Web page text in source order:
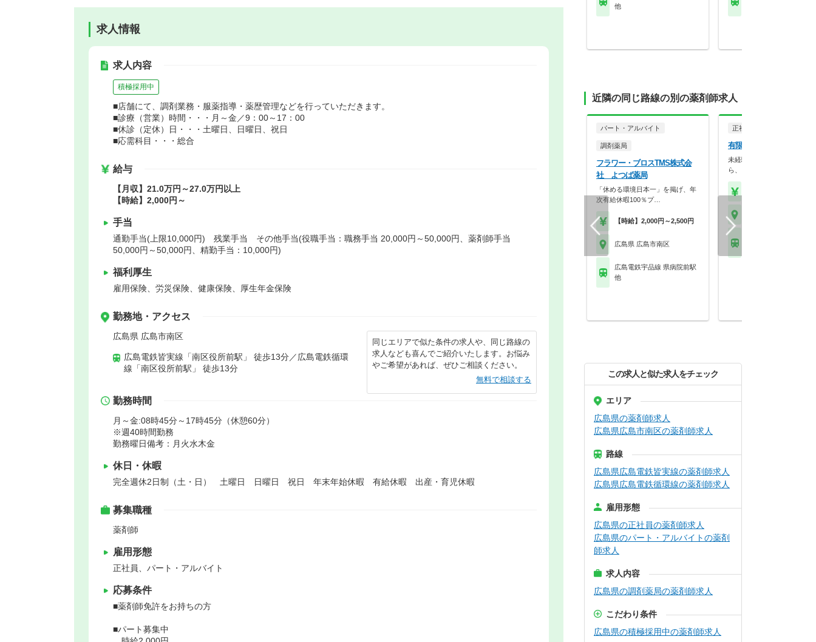
求人情報
求人内容
積極採用中
■店舗にて、調剤業務・服薬指導・薬歴管理などを行っていただきます。
■診療（営業）時間・・・月～金／9：00～17：00
■休診（定休）日・・・土曜日、日曜日、祝日
■応需科目・・・総合
給与
【月収】21.0万円～27.0万円以上
【時給】2,000円～
手当
通勤手当(上限10,000円) 残業手当 その他手当(役職手当：職務手当 20,000円～50,000円、薬剤師手当
50,000円～50,000円、精勤手当：10,000円)
福利厚生
雇用保険、労災保険、健康保険、厚生年金保険
勤務地・アクセス
広島県 広島市南区
広島電鉄皆実線「南区役所前駅」 徒歩13分／広島電鉄循環
線「南区役所前駅」 徒歩13分
同じエリアで似た条件の求人や、同じ路線の
求人なども喜んでご紹介いたします。お悩み
やご希望があれば、ぜひご相談ください。
無料で相談する
勤務時間
月～金:08時45分～17時45分（休憩60分）
※週40時間勤務
勤務曜日備考：月火水木金
休日・休暇
完全週休2日制（土・日） 土曜日 日曜日 祝日 年末年始休暇 有給休暇 出産・育児休暇
募集職種
薬剤師
雇用形態
正社員、パート・アルバイト
応募条件
■薬剤師免許をお持ちの方
■パート募集中
他
近隣の同じ路線の別の薬剤師求人
パート・アルバイト
調剤薬局
フラワー・ブロスTMS株式会
社 よつば薬局
「休める環境日本一」を掲げ、年
次有給休暇100％プ…
【時給】2,000円～2,500円
広島県 広島市南区
広島電鉄宇品線 県病院前駅
他
正社員
有限会社ホンゴウ 段原
未経験者歓迎！やる気のある
ら、しっかりとお教え…
この求人と似た求人をチェック
エリア
広島県の薬剤師求人
広島県広島市南区の薬剤師求人
路線
広島県広島電鉄皆実線の薬剤師求人
広島県広島電鉄循環線の薬剤師求人
雇用形態
広島県の正社員の薬剤師求人
広島県のパート・アルバイトの薬剤
師求人
求人内容
広島県の調剤薬局の薬剤師求人
こだわり条件
広島県の積極採用中の薬剤師求人